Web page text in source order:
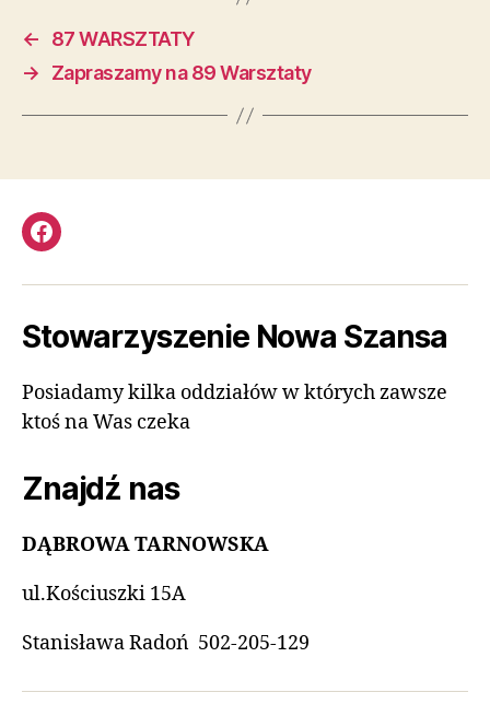
←
87 WARSZTATY
→
Zapraszamy na 89 Warsztaty
Facebook
Stowarzyszenie Nowa Szansa
Posiadamy kilka oddziałów w których zawsze
ktoś na Was czeka
Znajdź nas
DĄBROWA TARNOWSKA
ul.Kościuszki 15A
Stanisława Radoń 502-205-129